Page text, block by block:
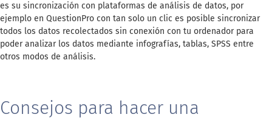
es su sincronización con plataformas de análisis de datos, por
ejemplo en QuestionPro con tan solo un clic es posible sincronizar
todos los datos recolectados sin conexión con tu ordenador para
poder analizar los datos mediante infografías, tablas, SPSS entre
otros modos de análisis.
Consejos para hacer una